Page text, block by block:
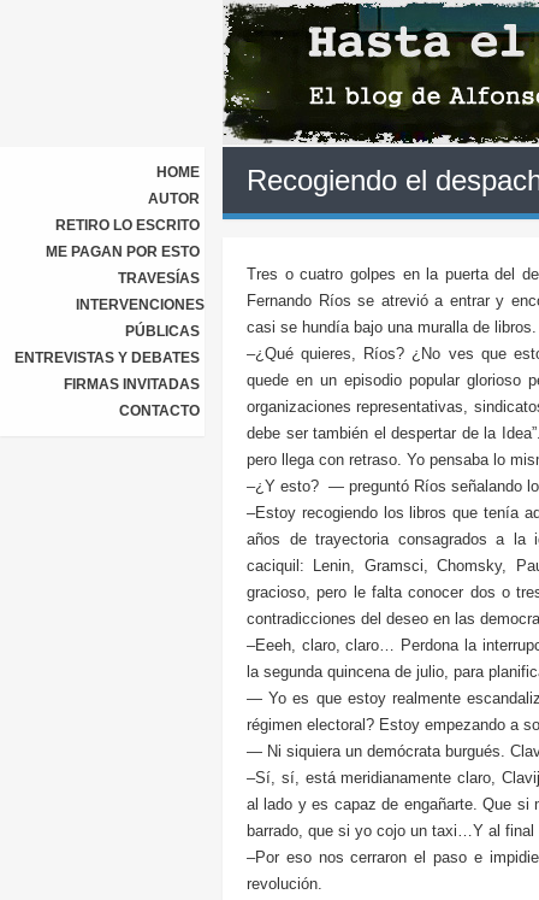
HOME
AUTOR
RETIRO LO ESCRITO
ME PAGAN POR ESTO
TRAVESÍAS
INTERVENCIONES
PÚBLICAS
ENTREVISTAS Y DEBATES
FIRMAS INVITADAS
CONTACTO
Recogiendo el
Tres o cuatro golpes en la puerta del
Fernando Ríos se atrevió a entrar y
casi se hundía bajo una muralla de libros.
–¿Qué quieres, Ríos? ¿No ves que
quede en un episodio popular glorioso
organizaciones representativas,
debe ser también el despertar de la
pero llega con retraso. Yo pensaba lo
–¿Y esto? — preguntó Ríos señalando
–Estoy recogiendo los libros que tenía
años de trayectoria consagrados a la
caciquil: Lenin, Gramsci, Chomsky,
gracioso, pero le falta conocer dos o
contradicciones del deseo en las
–Eeeh, claro, claro… Perdona la
la segunda quincena de julio, para
— Yo es que estoy realmente
régimen electoral? Estoy empezando a
— Ni siquiera un demócrata burgués.
–Sí, sí, está meridianamente claro,
al lado y es capaz de engañarte. Que si
barrado, que si yo cojo un taxi…Y al
–Por eso nos cerraron el paso e
revolución.